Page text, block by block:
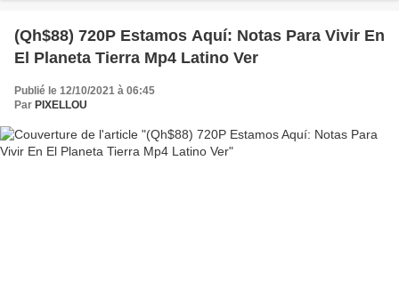
(Qh$88) 720P Estamos Aquí: Notas Para Vivir En
El Planeta Tierra Mp4 Latino Ver
Publié le 12/10/2021 à 06:45
Par PIXELLOU